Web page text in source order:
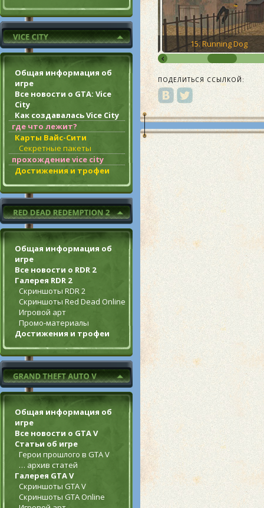
Общая информация об
игре
Все новости о GTA: Vice
City
Как создавалась Vice City
где что лежит?
Карты Вайс-Сити
Секретные пакеты
прохождение vice city
Достижения и трофеи
Общая информация об
игре
Все новости о RDR 2
Галерея RDR 2
Скриншоты RDR 2
Скриншоты Red Dead Online
Игровой арт
Промо-материалы
Достижения и трофеи
Общая информация об
игре
Все новости о GTA V
Статьи об игре
Герои прошлого в GTA V
… архив статей
Галерея GTA V
Скриншоты GTA V
Скриншоты GTA Online
Sam 14. OG Loc 15. Running Dog
ПОДЕЛИТЬСЯ ССЫЛКОЙ: